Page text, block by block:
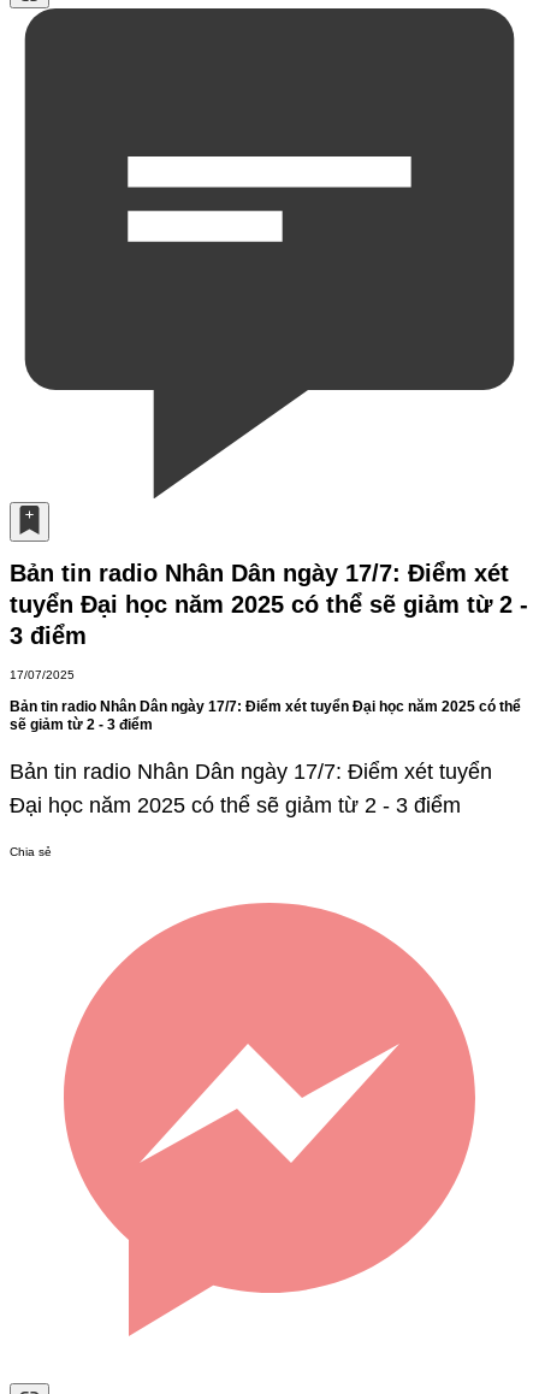
Bản tin radio Nhân Dân ngày 17/7: Điểm xét
tuyển Đại học năm 2025 có thể sẽ giảm từ 2 -
3 điểm
17/07/2025
Bản tin radio Nhân Dân ngày 17/7: Điểm xét tuyển Đại học năm 2025 có thể
sẽ giảm từ 2 - 3 điểm
Bản tin radio Nhân Dân ngày 17/7: Điểm xét tuyển
Đại học năm 2025 có thể sẽ giảm từ 2 - 3 điểm
Chia sẻ